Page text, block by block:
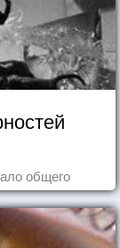
общего